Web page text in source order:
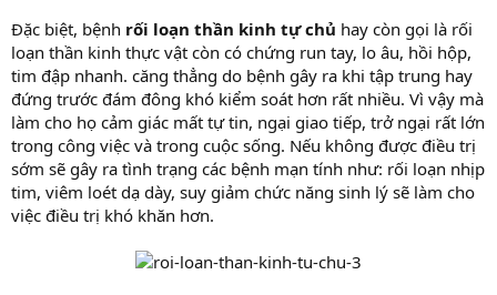
Đặc biệt, bệnh rối loạn thần kinh tự chủ hay còn gọi là rối
loạn thần kinh thực vật còn có chứng run tay, lo âu, hồi hộp,
tim đập nhanh. căng thẳng do bệnh gây ra khi tập trung hay
đứng trước đám đông khó kiểm soát hơn rất nhiều. Vì vậy mà
làm cho họ cảm giác mất tự tin, ngại giao tiếp, trở ngại rất lớn
trong công việc và trong cuộc sống. Nếu không được điều trị
sớm sẽ gây ra tình trạng các bệnh mạn tính như: rối loạn nhịp
tim, viêm loét dạ dày, suy giảm chức năng sinh lý sẽ làm cho
việc điều trị khó khăn hơn.